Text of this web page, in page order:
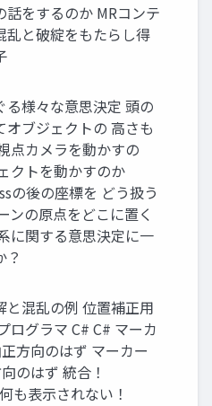
話をするのか MRコンテ
乱と破綻をもたらし得
る様々な意思決定 頭の
オブジェクトの 高さも
点カメラを動かすの
クトを動かすのか
の後の座標を どう扱う
ンの原点をどこに置く
に関する意思決定に一
？
と混乱の例 位置補正用
ログラマ C# C# マーカ
方向のはず マーカー
のはず 統合！
も表示されない！